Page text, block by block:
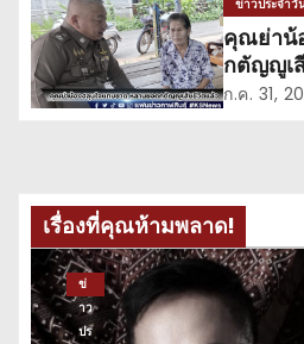
รื่
อ
ข่าวประจำวั
คุณย่าน้
กตัญญูเ
ก.ค. 31,
เรื่องที่คุณห้ามพลาด!
ข่
าว
ปร